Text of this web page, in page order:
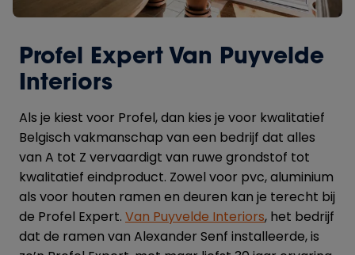
Profel Expert Van Puyvelde
Interiors
Als je kiest voor Profel, dan kies je voor kwalitatief
Belgisch vakmanschap van een bedrijf dat alles
van A tot Z vervaardigt van ruwe grondstof tot
kwalitatief eindproduct. Zowel voor pvc, aluminium
als voor houten ramen en deuren kan je terecht bij
de Profel Expert. Van Puyvelde Interiors, het bedrijf
dat de ramen van Alexander Senf installeerde, is